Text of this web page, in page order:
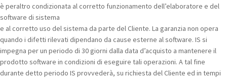
è peraltro condizionata al corretto funzionamento dell’elaboratore e del
software di sistema
e al corretto uso del sistema da parte del Cliente. La garanzia non opera
quando i difetti rilevati dipendano da cause esterne al software. IS si
impegna per un periodo di 30 giorni dalla data d’acquisto a mantenere il
prodotto software in condizioni di eseguire tali operazioni. A tal fine
durante detto periodo IS provvederà, su richiesta del Cliente ed in tempi